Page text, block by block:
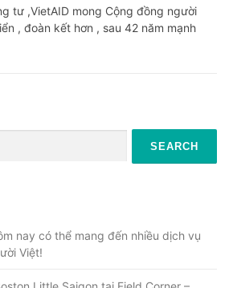
tư ,VietAID mong Cộng đồng người
, đoàn kết hơn , sau 42 năm mạnh
nay có thể mang đến nhiều dịch vụ
Việt!